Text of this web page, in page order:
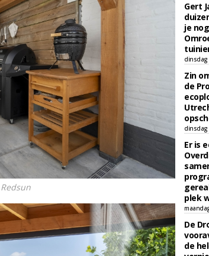
Gert
je
dinsdag
Zin
de
dinsdag
Er is
plek
De
de